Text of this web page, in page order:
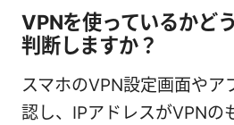
VPNを使っているかど
判断しますか？
スマホのVPN設定画面やア
認し、IPアドレスがVPNの